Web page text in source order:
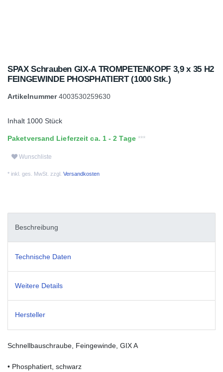
SPAX Schrauben GIX-A TROMPETENKOPF 3,9 x 35 H2
FEINGEWINDE PHOSPHATIERT (1000 Stk.)
Artikelnummer4003530259630
Inhalt 1000 Stück
Paketversand Lieferzeit ca. 1 - 2 Tage
Wunschliste
* inkl. ges. MwSt. zzgl. Versandkosten
Beschreibung
Technische Daten
Weitere Details
Hersteller
Schnellbauschraube, Feingewinde, GIX A
• Phosphatiert, schwarz